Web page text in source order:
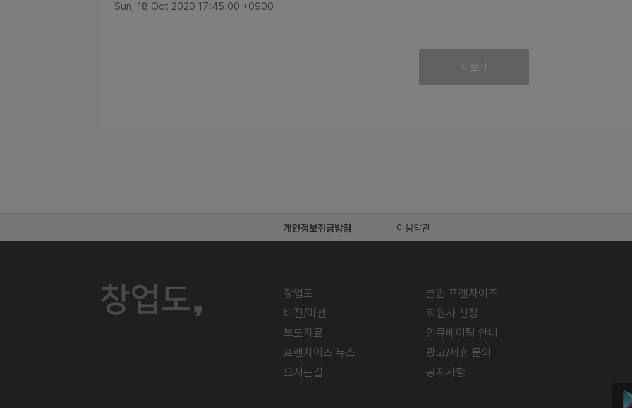
Sun, 18 Oct 2020 17:45:00 +0900
더보기
개인정보취급방침 이용약관
창업도
비전/미션
보도자료
프랜차이즈 뉴스
오시는길
클린 프랜차이즈
회원사 신청
인큐베이팅 안내
광고/제휴 문의
공지사항